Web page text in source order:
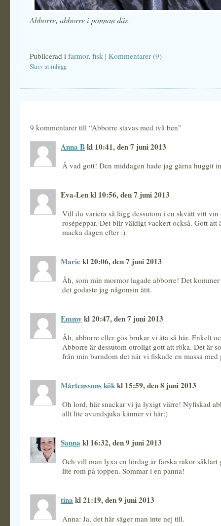
Abborre, abborre i pannan där.
Publicerad i farmor, fisk | Kommentarer (9)
Skriv ut inlägg
9 kommentarer till “Abborre stavas med två ben”
Anna Bkl 10:41, den 7 juni 2013
Å vad gott! Den middagen hade jag gärna huggit
Eva-Len kl 10:56, den 7 juni 2013
Vill du variera så lägg dessutom i en skvätt vitt vin
rosépeppar. Det blir väldigt vackert också. Gott att
macka dagen efter :)
Mariekl 20:06, den 7 juni 2013
Åh, som min mormor lagade abborre! Det
det godaste jag någonsin ätit.
Emmy kl 20:47, den 7 juni 2013
Åh, abborre eller gös brukar vi äta så här. Enkelt
Abborre är dessutom otroligt gott att röka. Det är
från min barndom det när vi fiskade en massa med
Mårtenssons kökkl 15:59, den 8 juni 2013
Oh lord, här snackar vi ju lyxigt värre! Nyfiskad
allt lite avundsjuka känner vi här:)
Sanna kl 16:32, den 9 juni 2013
Och vill man lyxa en lördag är färska räkor såklart
lite rom på toppen. Sommar i en panna!
tina kl 21:19, den 9 juni 2013
Anna: Ja, det här säger man inte nej till.